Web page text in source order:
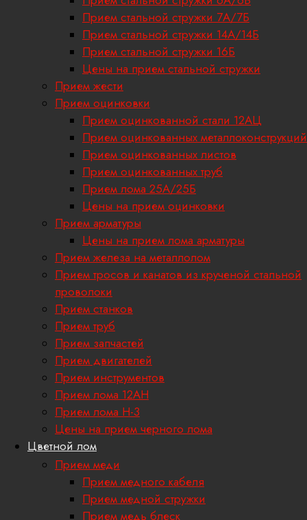
Прием стальной стружки 7А/7Б
Прием стальной стружки 14А/14Б
Прием стальной стружки 16Б
Цены на прием стальной стружки
Прием жести
Прием оцинковки
Прием оцинкованной стали 12АЦ
Прием оцинкованных металлоконструкций
Прием оцинкованных листов
Прием оцинкованных труб
Прием лома 25А/25Б
Цены на прием оцинковки
Прием арматуры
Цены на прием лома арматуры
Прием железа на металлолом
Прием тросов и канатов из крученой стальной
проволоки
Прием станков
Прием труб
Прием запчастей
Прием двигателей
Прием инструментов
Прием лома 12АН
Прием лома H-3
Цены на прием черного лома
Цветной лом
Прием меди
Прием медного кабеля
Прием медной стружки
Прием медь блеск